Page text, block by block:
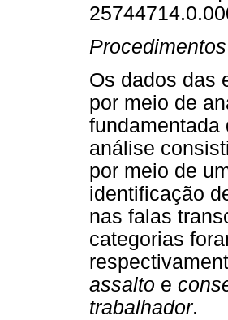
Os dados das
por meio de
fundamentada
análise
por meio de
identificação
nas falas
categorias
assalto e
trabalhador.